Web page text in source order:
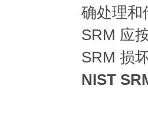
确处理和
SRM 应
SRM 损
NIST